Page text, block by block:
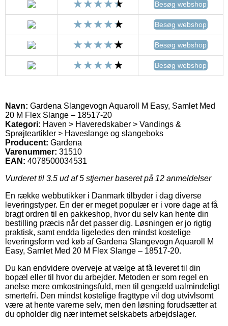
Besøg webshop
Besøg webshop
Besøg webshop
Besøg webshop
Navn: Gardena Slangevogn Aquaroll M Easy, Samlet Med
20 M Flex Slange – 18517-20
Kategori: Haven > Haveredskaber > Vandings &
Sprøjteartikler > Haveslange og slangeboks
Producent: Gardena
Varenummer: 31510
EAN: 4078500034531
Vurderet til 3.5 ud af 5 stjerner baseret på 12 anmeldelser
En række webbutikker i Danmark tilbyder i dag diverse
leveringstyper. En der er meget populær er i vore dage at få
bragt ordren til en pakkeshop, hvor du selv kan hente din
bestilling præcis når det passer dig. Løsningen er jo rigtig
praktisk, samt endda ligeledes den mindst kostelige
leveringsform ved køb af Gardena Slangevogn Aquaroll M
Easy, Samlet Med 20 M Flex Slange – 18517-20.
Du kan endvidere overveje at vælge at få leveret til din
bopæl eller til hvor du arbejder. Metoden er som regel en
anelse mere omkostningsfuld, men til gengæld ualmindeligt
smertefri. Den mindst kostelige fragttype vil dog utvivlsomt
være at hente varerne selv, men den løsning forudsætter at
du opholder dig nær internet selskabets arbejdslager.